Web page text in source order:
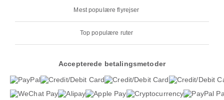
Mest populære flyrejser
Top populære ruter
Accepterede betalingsmetoder